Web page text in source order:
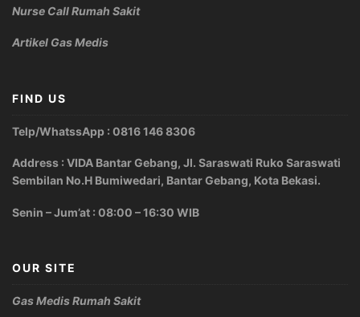
Nurse Call Rumah Sakit
Artikel Gas Medis
FIND US
Telp/WhatssApp : 0816 146 8306
Address : VIDA Bantar Gebang, Jl. Saraswati Ruko Saraswati
Sembilan No.H Bumiwedari, Bantar Gebang, Kota Bekasi.
Senin – Jum’at : 08:00 – 16:30 WIB
OUR SITE
Gas Medis Rumah Sakit